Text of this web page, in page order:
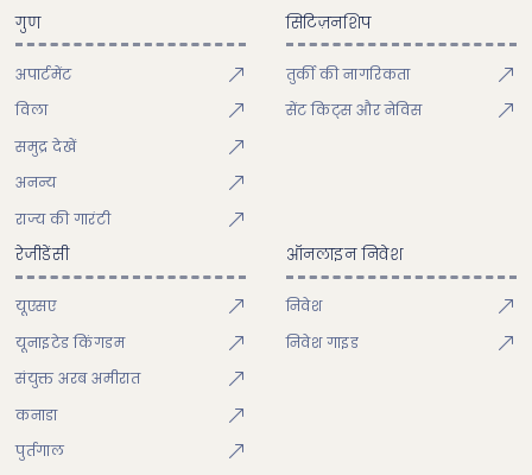
गुण
अपार्टमेंट
विला
समुद्र देखें
अनन्य
राज्य की गारंटी
सिटिज़नशिप
तुर्की की नागरिकता
सेंट किट्स और नेविस
रेजीडेंसी
यूएसए
यूनाइटेड किंगडम
संयुक्त अरब अमीरात
कनाडा
पुर्तगाल
ऑनलाइन निवेश
निवेश
निवेश गाइड